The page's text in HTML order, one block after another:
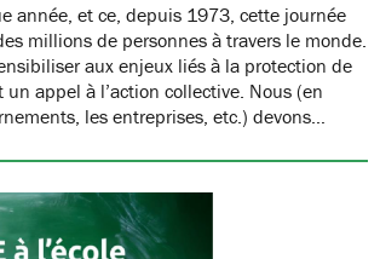
année, et ce, depuis 1973, cette journée
millions de personnes à travers le monde.
aux enjeux liés à la protection de
un appel à l’action collective. Nous (en
les entreprises, etc.) devons…